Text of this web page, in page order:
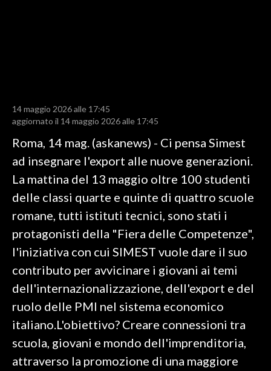
RISULTATI E CLASSIFICHE
CALCIO REGIONALE
BASKET
VOLLEY
MOTORI
TENNIS
ALTRI SPORT
CULTURA
GOSSIP
SALUTE
14 maggio 2026 alle 17:45
aggiornato il 14 maggio 2026 alle 17:45
Roma, 14 mag. (askanews) - Ci pensa Simest
ad insegnare l'export alle nuove generazioni.
La mattina del 13 maggio oltre 100 studenti
delle classi quarte e quinte di quattro scuole
romane, tutti istituti tecnici, sono stati i
protagonisti della "Fiera delle Competenze",
l'iniziativa con cui SIMEST vuole dare il suo
contributo per avvicinare i giovani ai temi
dell'internazionalizzazione, dell'export e del
ruolo delle PMI nel sistema economico
italiano.L'obiettivo? Creare connessioni tra
scuola, giovani e mondo dell'imprenditoria,
attraverso la promozione di una maggiore